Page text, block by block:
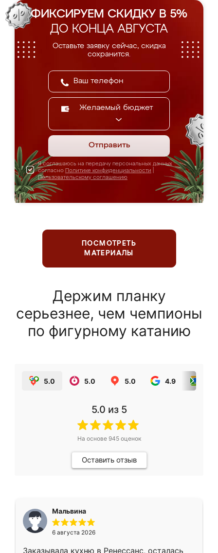
ФИКСИРУЕМ СКИДКУ В 5%
ДО КОНЦА АВГУСТА
Оставьте заявку сейчас, скидка
сохранится.
Желаемый бюджет
Отправить
Я соглашаюсь на передачу персональных данных
согласно Политике конфиденциальности
Пользовательскому соглашению
ПОСМОТРЕТЬ
МАТЕРИАЛЫ
Держим планку
серьезнее, чем чемпионы
по фигурному катанию
5.0 5.0 5.0 4.9
5.0 из 5
На основе 945оценок
Оставить отзыв
Мальвина
6 августа 2026
Заказывала кухню в Ренессанс, осталась